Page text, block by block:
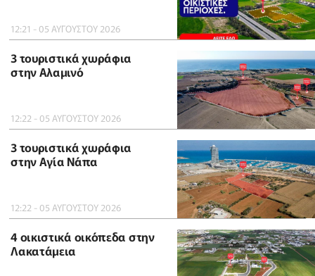
12:21 - 05 ΑΥΓΟΥΣΤΟΥ 2026
3 τουριστικά χωράφια
στην Αλαμινό
12:22 - 05 ΑΥΓΟΥΣΤΟΥ 2026
3 τουριστικά χωράφια
στην Αγία Νάπα
12:22 - 05 ΑΥΓΟΥΣΤΟΥ 2026
4 οικιστικά οικόπεδα στην
Λακατάμεια